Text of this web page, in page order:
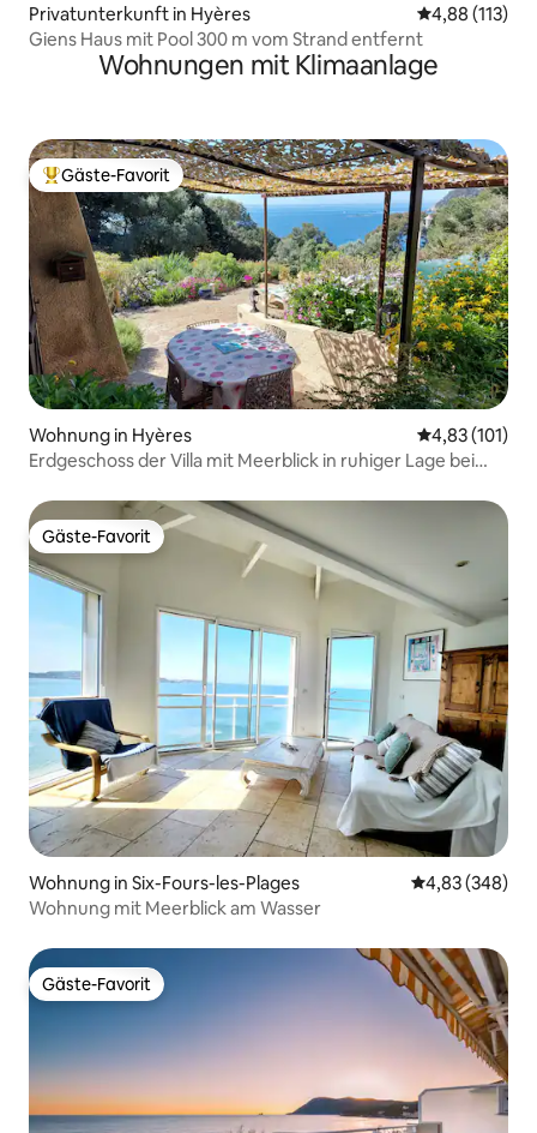
Privatunterkunft in Hyères
4,88 (113)
Giens Haus mit Pool 300 m vom Strand entfernt
Wohnungen mit Klimaanlage
Beliebter Gäste-Favorit.
Gäste-Favorit
Wohnung in Hyères
4,83 (101)
Erdgeschoss der Villa mit Meerblick in ruhiger Lage bei
Gäste-Favorit
Gäste-Favorit
Wohnung in Six-Fours-les-Plages
4,83 (348)
Wohnung mit Meerblick am Wasser
Gäste-Favorit
Gäste-Favorit